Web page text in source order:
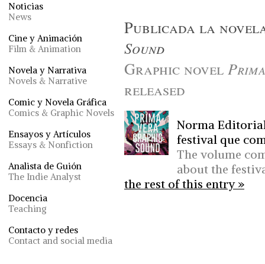
Noticias
News
Cine y Animación
Film & Animation
Novela y Narrativa
Novels & Narrative
Comic y Novela Gráfica
Comics & Graphic Novels
Ensayos y Artículos
Essays & Nonfiction
Analista de Guión
The Indie Analyst
Docencia
Teaching
Contacto y redes
Contact and social media
Publicada la
Sound
Graphic novel
released
Norma
festival que
The volume
about the
the rest of this entry »